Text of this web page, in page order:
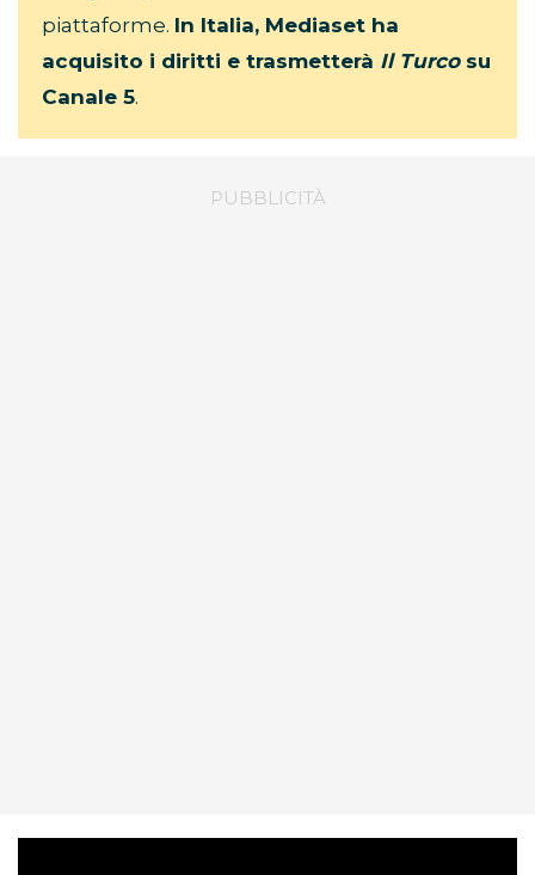
piattaforme. In Italia, Mediaset ha
acquisito i diritti e trasmetterà Il Turcosu
Canale 5.